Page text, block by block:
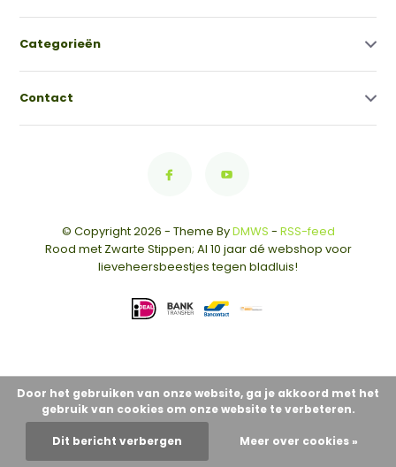
Categorieën
Contact
© Copyright 2026 - Theme ByDMWS - RSS-feed
Rood met Zwarte Stippen; Al 10 jaar dé webshop voor
lieveheersbeestjes tegen bladluis!
Door het gebruiken van onze website, ga je akkoord met het
gebruik van cookies om onze website te verbeteren.
Dit bericht verbergen Meer over cookies »